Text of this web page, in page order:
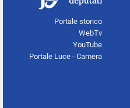
Portale storico
WebTv
YouTube
Portale Luce - Camera